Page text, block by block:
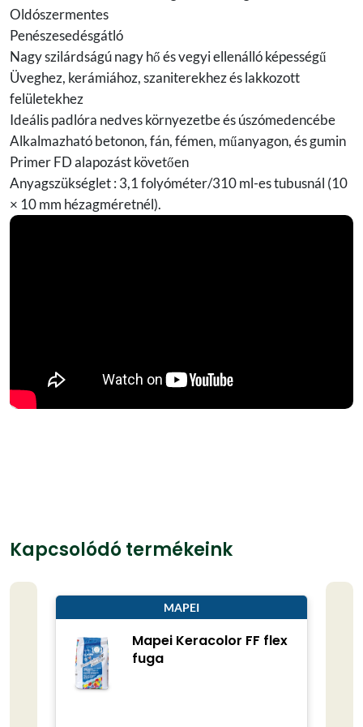
Oldószermentes
Penészesedésgátló
Nagy szilárdságú nagy hő és vegyi ellenálló képességű
Üveghez, kerámiához, szaniterekhez és lakkozott
felületekhez
Ideális padlóra nedves környezetbe és úszómedencébe
Alkalmazható betonon, fán, fémen, műanyagon, és gumin
Primer FD alapozást követően
Anyagszükséglet : 3,1 folyóméter/310 ml-es tubusnál (10
× 10 mm hézagméretnél).
Kapcsolódó termékeink
MAPEI
Mapei Keracolor FF flex
fuga